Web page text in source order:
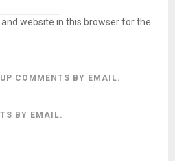
website in this browser for the
COMMENTS BY EMAIL.
BY EMAIL.